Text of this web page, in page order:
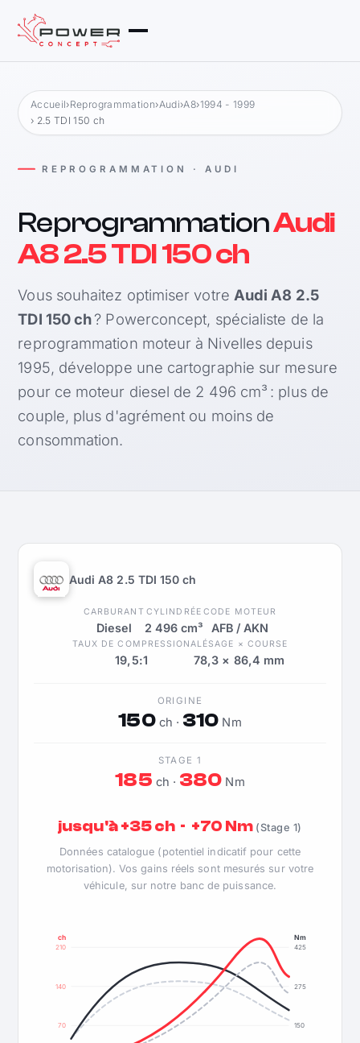
Accueil›Reprogrammation›Audi›A8›1994 - 1999
› 2.5 TDI 150 ch
REPROGRAMMATION · AUDI
ReprogrammationAudi
A8 2.5 TDI 150 ch
Vous souhaitez optimiser votre Audi A8 2.5
TDI 150 ch? Powerconcept, spécialiste de la
reprogrammation moteur à Nivelles depuis
1995, développe une cartographie sur mesure
pour ce moteur diesel de 2 496 cm³ : plus de
couple, plus d'agrément ou moins de
consommation.
Audi A8 2.5 TDI 150 ch
CARBURANT
Diesel
CYLINDRÉE
2 496 cm³
CODE MOTEUR
AFB / AKN
TAUX DE COMPRESSION
19,5:1
ALÉSAGE × COURSE
78,3 × 86,4 mm
ORIGINE
150ch · 310 Nm
STAGE 1
185 ch · 380 Nm
jusqu'à +35 ch · +70 Nm (Stage 1)
Données catalogue (potentiel indicatif pour cette
motorisation). Vos gains réels sont mesurés sur votre
véhicule, sur notre banc de puissance.
70
140
210
150
275
425
ch Nm